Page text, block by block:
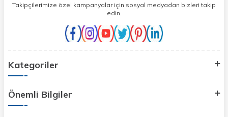
Takipçilerimize özel kampanyalar için sosyal medyadan bizleri takip
edin.
Kategoriler
Önemli Bilgiler